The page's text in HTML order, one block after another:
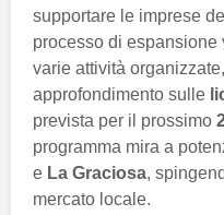
supportare le imprese
processo di espansione
varie attività
approfondimento sulle
prevista per il prossimo
programma mira a
e La Graciosa,
mercato locale.